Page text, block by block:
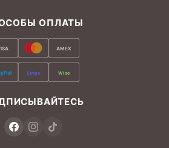
ОПЛАТЫ
AMEX
Stripe Wise